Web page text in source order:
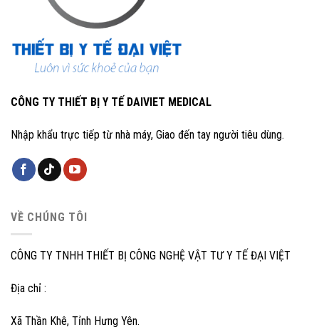
CÔNG TY THIẾT BỊ Y TẾ DAIVIET MEDICAL
Nhập khẩu trực tiếp từ nhà máy, Giao đến tay người tiêu dùng.
VỀ CHÚNG TÔI
CÔNG TY TNHH THIẾT BỊ CÔNG NGHỆ VẬT TƯ Y TẾ ĐẠI VIỆT
Địa chỉ :
Xã Thần Khê, Tỉnh Hưng Yên.